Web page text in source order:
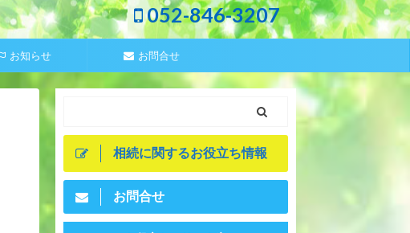
052-846-3207
お知らせ お問合せ
相続に関するお役立ち情報
お問合せ